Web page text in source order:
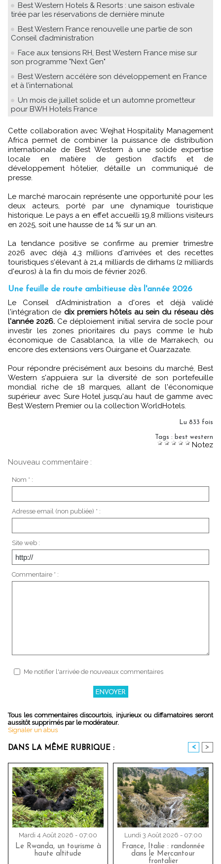
Best Western Hotels & Resorts : une saison estivale
tirée par les réservations de dernière minute
Best Western France renouvelle une partie de son
Conseil d’administration
Face aux tensions RH, Best Western France mise sur
son programme "Next Gen"
Best Western accélère son développement en France
et à l’international
Un mois de juillet solide et un automne prometteur
pour BWH Hotels France
Cette collaboration avec Wejhat Hospitality Management
Africa permet de combiner la puissance de distribution
internationale de Best Western à une solide expertise
locale en matière de gestion d’actifs et de
développement hôtelier, détaille un communiqué de
presse.
Le marché marocain représente une opportunité pour les
deux acteurs, porté par une dynamique touristique
historique. Le pays a en effet accueilli 19,8 millions visiteurs
en 2025, soit une hausse de 14 % sur un an.
La tendance positive se confirme au premier trimestre
2026 avec déjà 4,3 millions d'arrivées et des recettes
touristiques s'élevant à 21,4 milliards de dirhams (2 milliards
d'euros) à la fin du mois de février 2026.
Une feuille de route ambitieuse dès l'année 2026
Le Conseil d’Administration a d'ores et déjà validé
l'intégration de dix premiers hôtels au sein du réseau dès
l'année 2026. Ce déploiement initial servira de socle pour
investir les zones prioritaires du pays comme le hub
économique de Casablanca, la ville de Marrakech, ou
encore des extensions vers Ouirgane et Ouarzazate.
Pour répondre précisément aux besoins du marché, Best
Western s'appuiera sur la diversité de son portefeuille
mondial riche de 18 marques, allant de l'économique
supérieur avec Sure Hotel jusqu'au haut de gamme avec
Best Western Premier ou la collection WorldHotels.
Lu 833 fois
Tags : best western
Notez
Nouveau commentaire :
Nom * :
Adresse email (non publiée) * :
Site web :
Commentaire * :
Me notifier l'arrivée de nouveaux commentaires
Tous les commentaires discourtois, injurieux ou diffamatoires seront
aussitôt supprimés par le modérateur.
Signaler un abus
DANS LA MÊME RUBRIQUE : < >
Mardi 4 Août 2026 - 07:00
Le Rwanda, un tourisme à
haute altitude
Lundi 3 Août 2026 - 07:00
France, Italie : randonnée
dans le Mercantour
frontalier